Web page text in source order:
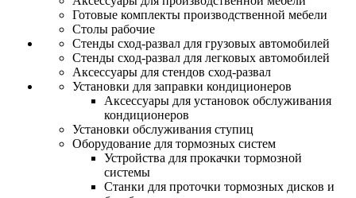
Готовые комплекты производственной мебели
Столы рабочие
Стенды сход-развал для грузовых автомобилей
Стенды сход-развал для легковых автомобилей
Аксессуары для стендов сход-развал
Установки для заправки кондиционеров
Аксессуары для установок обслуживания
кондиционеров
Установки обслуживания ступиц
Оборудование для тормозных систем
Устройства для прокачки тормозной
системы
Станки для проточки тормозных дисков и